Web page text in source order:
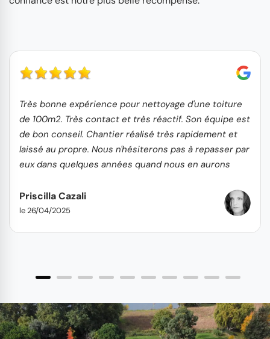
Très bonne expérience pour nettoyage d'une toiture
de 100m2. Très contact et très réactif. Son équipe est
de bon conseil. Chantier réalisé très rapidement et
laissé au propre. Nous n'hésiterons pas à repasser par
eux dans quelques années quand nous en aurons
Priscilla Cazali
le 26/04/2025